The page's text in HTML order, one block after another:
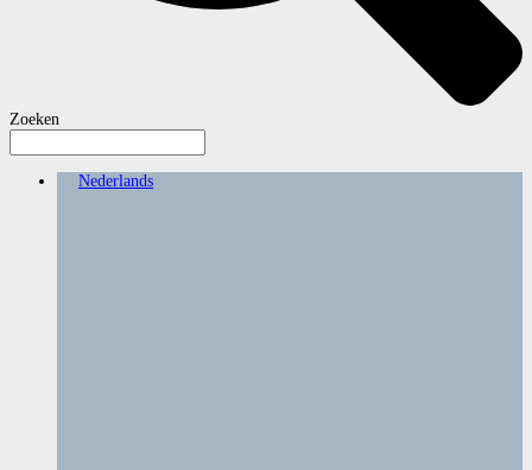
Zoeken
Nederlands